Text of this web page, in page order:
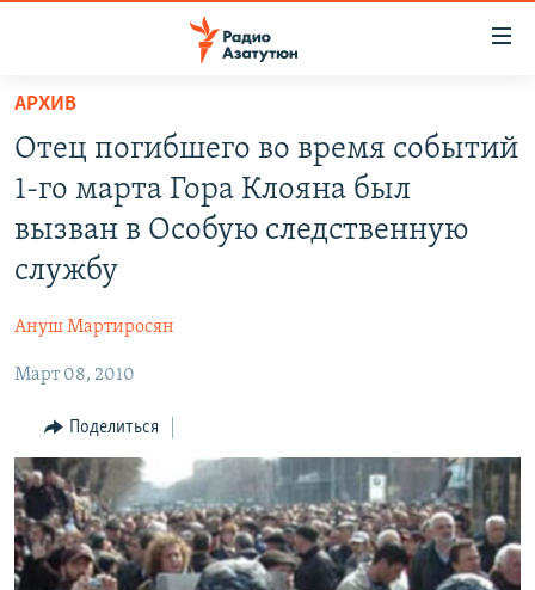
Перейти
основному
содержанию
основной
Перейти
НОВОСТИ
ПОЛИТИКА
ОБЩЕСТВО
РЕГИОН
НАГОРНЫЙ КАРАБАХ
КУЛЬТУРА
СПОРТ
АРХИВ
Հայերեն
АРХИВ
Отец погибшего во время событий
1-го марта Гора Клояна был
вызван в Особую следственную
службу
Ануш Мартиросян
Март 08, 2010
Поделиться